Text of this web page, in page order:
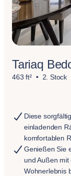
Tariaq
463 ft² 2. Stock
Diese
einladenden
komfortablen
Genießen Sie
und Außen
Wohnerlebnis